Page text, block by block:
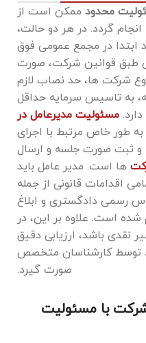
محدود ممکن است از
گردد. در هر دو حالت،
ابتدا در مجمع عمومی فوق
طبق قوانین شرکت، صورت‌
شرکت‌ ها، حد نصاب لازم
به تاسیس سرمایه حداقل
مسئولیت مدیرعامل در
به‌ طور خاص مرتبط با اجرای
ثبت صورت ‌جلسه و ارسال
‌ها است. مدیر عامل باید
اقدامات قانونی از جمله
رسمی دادگستری و ابلاغ
است. علاوه بر این، در
نقدی باشد، ارزیابی دقیق
توسط کارشناسان متخصص
صورت گیرد.
با مسئولیت